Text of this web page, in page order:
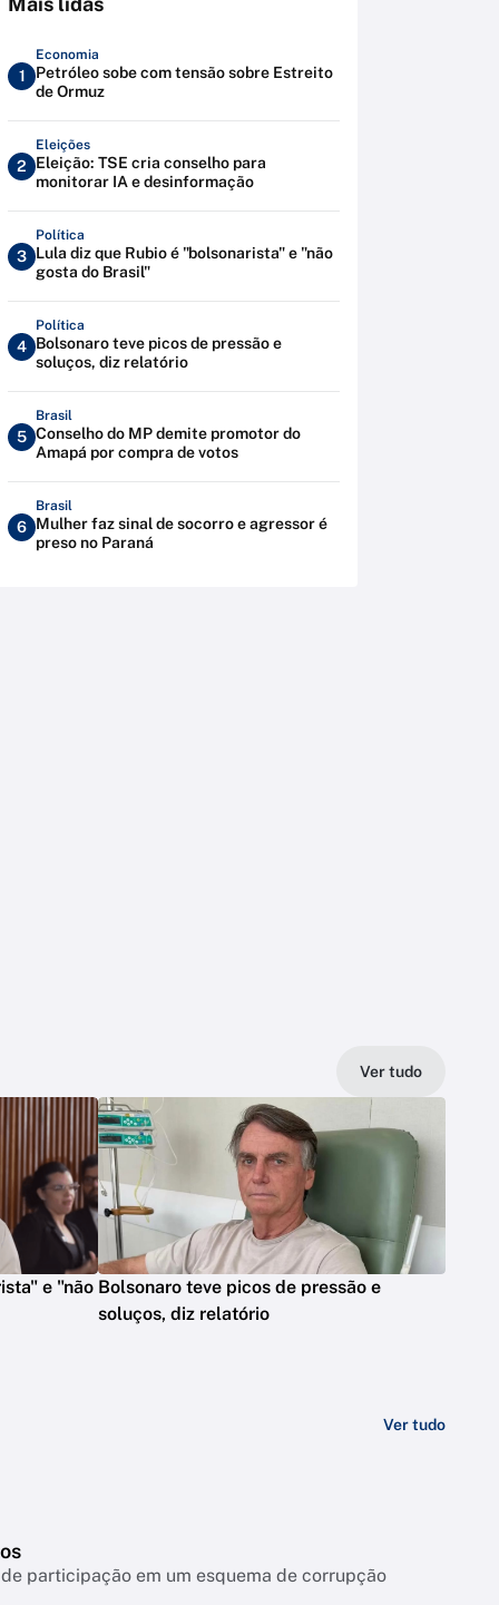
1
Economia
Petróleo sobe com tensão sobre Estreito
de Ormuz
2
Eleições
Eleição: TSE cria conselho para
monitorar IA e desinformação
3
Política
Lula diz que Rubio é "bolsonarista" e "não
gosta do Brasil"
4
Política
Bolsonaro teve picos de pressão e
soluços, diz relatório
5
Brasil
Conselho do MP demite promotor do
Amapá por compra de votos
6
Brasil
Mulher faz sinal de socorro e agressor é
preso no Paraná
Ver tudo
e "não Bolsonaro teve picos de pressão e
soluços, diz relatório
Ver tudo
participação em um esquema de corrupção